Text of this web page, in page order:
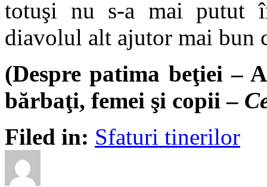
totuşi nu s-a mai putut
diavolul alt ajutor mai bun
(Despre patima beţiei –
bărbaţi, femei şi copii –
Filed in: Sfaturi tinerilor